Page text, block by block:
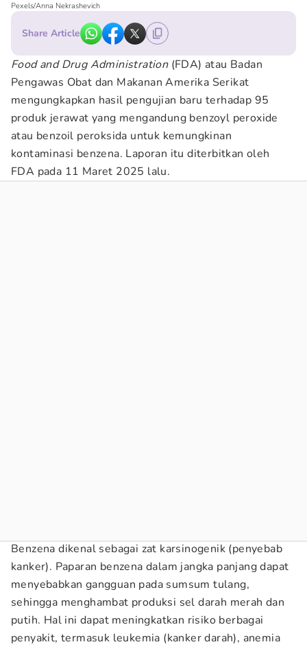
Pexels/Anna Nekrashevich
Share Article
Food and Drug Administration(FDA) atau Badan
Pengawas Obat dan Makanan Amerika Serikat
mengungkapkan hasil pengujian baru terhadap 95
produk jerawat yang mengandung benzoyl peroxide
atau benzoil peroksida untuk kemungkinan
kontaminasi benzena. Laporan itu diterbitkan oleh
FDA pada 11 Maret 2025 lalu.
Benzena dikenal sebagai zat karsinogenik (penyebab
kanker). Paparan benzena dalam jangka panjang dapat
menyebabkan gangguan pada sumsum tulang,
sehingga menghambat produksi sel darah merah dan
putih. Hal ini dapat meningkatkan risiko berbagai
penyakit, termasuk leukemia (kanker darah), anemia